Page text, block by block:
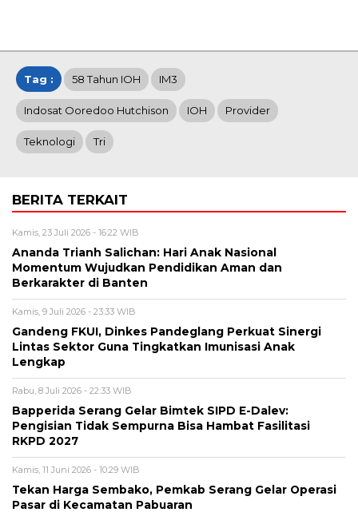
Tag : 58 Tahun IOH IM3
Indosat Ooredoo Hutchison IOH Provider
Teknologi Tri
BERITA TERKAIT
Kamis, 23 Juli 2026 - 16:22 WIB
Ananda Trianh Salichan: Hari Anak Nasional
Momentum Wujudkan Pendidikan Aman dan
Berkarakter di Banten
Kamis, 9 Juli 2026 - 23:33 WIB
Gandeng FKUI, Dinkes Pandeglang Perkuat Sinergi
Lintas Sektor Guna Tingkatkan Imunisasi Anak
Lengkap
Rabu, 8 Juli 2026 - 22:33 WIB
Bapperida Serang Gelar Bimtek SIPD E-Dalev:
Pengisian Tidak Sempurna Bisa Hambat Fasilitasi
RKPD 2027
Kamis, 11 Juni 2026 - 10:29 WIB
Tekan Harga Sembako, Pemkab Serang Gelar Operasi
Pasar di Kecamatan Pabuaran